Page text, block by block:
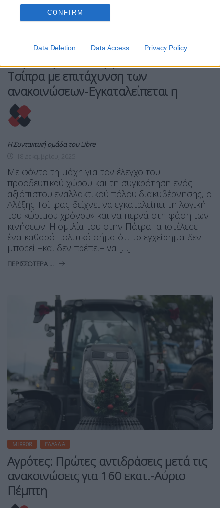
CONFIRM
Data Deletion Data Access Privacy Policy
BACKSTAGE ΘΈΜΑ 1
Τσίπρα με επιτάχυνση των
ανακοινώσεων-Εγκαταλείπεται η
Η Συντακτική ομάδα του Libre
Με φόντο τη μάχη για τον έλεγχο του
προοδευτικού χώρου και τη συγκρότηση ενός
αξιόπιστου εναλλακτικού πόλου διακυβέρνησης, ο
Αλέξης Τσίπρας δείχνει να εγκαταλείπει τη λογική
του «ώριμου χρόνου» και να περνά στη φάση των
κινήσεων. Η ομιλία του στην Πάτρα αποτέλεσε
ένα καθαρό πολιτικό σήμα ότι το εγχείρημα δεν
μπορεί –και δεν πρέπει– να […]
ΠΕΡΙΣΣΌΤΕΡΑ ...
MIRROR ΕΛΛΆΔΑ
Αγρότες: Πρώτες αντιδράσεις μετά τις
ανακοινώσεις για 160 εκατ.-Αύριο
Πέμπτη